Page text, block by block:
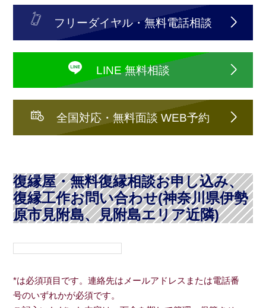
フリーダイヤル・無料電話相談
LINE 無料相談
全国対応・無料面談 WEB予約
復縁屋・無料復縁相談お申し込み、
復縁工作お問い合わせ(神奈川県伊勢
原市見附島、見附島エリア近隣)
*は必須項目です。連絡先はメールアドレスまたは電話番
号のいずれかが必須です。